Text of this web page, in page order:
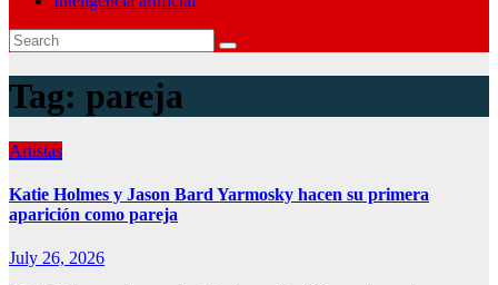
Tag: pareja
Artistas
Katie Holmes y Jason Bard Yarmosky hacen su primera
aparición como pareja
July 26, 2026